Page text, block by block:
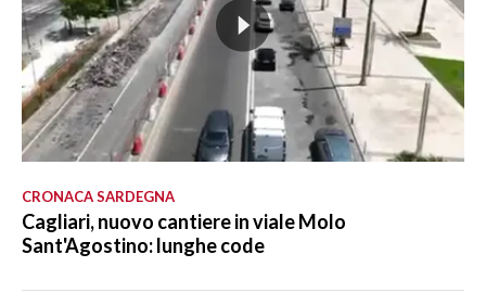
CRONACA SARDEGNA
Cagliari, nuovo cantiere in viale Molo
Sant'Agostino: lunghe code